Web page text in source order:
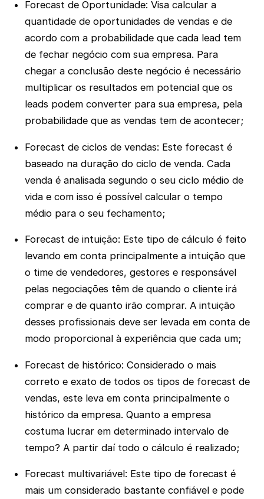
Forecast de Oportunidade: Visa calcular a
quantidade de oportunidades de vendas e de
acordo com a probabilidade que cada lead tem
de fechar negócio com sua empresa. Para
chegar a conclusão deste negócio é necessário
multiplicar os resultados em potencial que os
leads podem converter para sua empresa, pela
probabilidade que as vendas tem de acontecer;
Forecast de ciclos de vendas: Este forecast é
baseado na duração do ciclo de venda. Cada
venda é analisada segundo o seu ciclo médio de
vida e com isso é possível calcular o tempo
médio para o seu fechamento;
Forecast de intuição: Este tipo de cálculo é feito
levando em conta principalmente a intuição que
o time de vendedores, gestores e responsável
pelas negociações têm de quando o cliente irá
comprar e de quanto irão comprar. A intuição
desses profissionais deve ser levada em conta de
modo proporcional à experiência que cada um;
Forecast de histórico: Considerado o mais
correto e exato de todos os tipos de forecast de
vendas, este leva em conta principalmente o
histórico da empresa. Quanto a empresa
costuma lucrar em determinado intervalo de
tempo? A partir daí todo o cálculo é realizado;
Forecast multivariável: Este tipo de forecast é
mais um considerado bastante confiável e pode